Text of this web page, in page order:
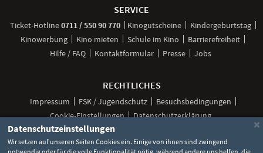
SERVICE
Ticket-Hotline0711 / 550 90 770anrufen
Kinogutscheine
Kindergeburtstag
Kinowerbung
Kino mieten Schule im Kino
Barrierefreiheit
Hilfe / FAQ
Kontaktformular Presse Jobs
RECHTLICHES
Impressum FSK / Jugendschutz
Besuchsbedingungen
Cookie-Einstellungen
Datenschutzerklärung
×
Datenschutzeinstellungen
Wir setzen auf unseren Seiten Cookies ein. Einige von ihnen sind zwingend